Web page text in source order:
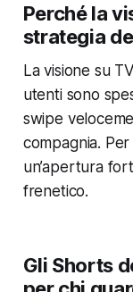
Perché la
strategia
La visione su
utenti sono
swipe
compagnia.
un’apertura
frenetico.
Gli Shorts